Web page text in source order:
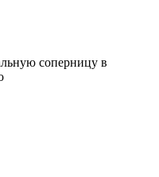
соперницу в